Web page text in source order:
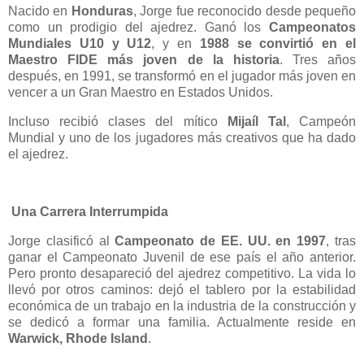
Nacido en Honduras, Jorge fue reconocido desde pequeño
como un prodigio del ajedrez. Ganó los Campeonatos
Mundiales U10 y U12, y en 1988 se convirtió en el
Maestro FIDE más joven de la historia. Tres años
después, en 1991, se transformó en el jugador más joven en
vencer a un Gran Maestro en Estados Unidos.
Incluso recibió clases del mítico Mijaíl Tal , Campeón
Mundial y uno de los jugadores más creativos que ha dado
el ajedrez.
Una Carrera Interrumpida
Jorge clasificó alCampeonato de EE. UU. en 1997, tras
ganar el Campeonato Juvenil de ese país el año anterior.
Pero pronto desapareció del ajedrez competitivo. La vida lo
llevó por otros caminos: dejó el tablero por la estabilidad
económica de un trabajo en la industria de la construcción y
se dedicó a formar una familia. Actualmente reside en
Warwick, Rhode Island .